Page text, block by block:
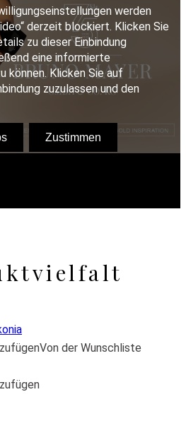
Von der Wunschliste